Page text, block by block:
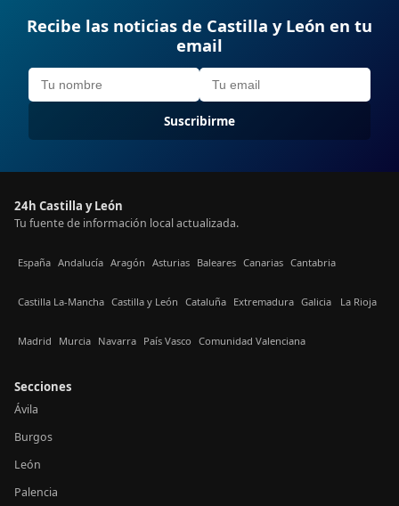
Recibe las noticias de Castilla y León en tu
email
Suscribirme
24h Castilla y León
Tu fuente de información local actualizada.
España Andalucía Aragón Asturias Baleares Canarias Cantabria
Castilla La-Mancha Castilla y León Cataluña Extremadura Galicia La Rioja
Madrid Murcia Navarra País Vasco Comunidad Valenciana
Secciones
Ávila
Burgos
León
Palencia